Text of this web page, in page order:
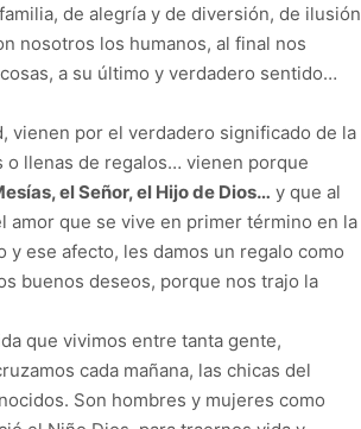
de alegría y de diversión, de ilusión
nosotros los humanos, al final nos
a su último y verdadero sentido…
vienen por el verdadero significado de la
o llenas de regalos… vienen porque
el Señor, el Hijo de Dios… y que al
amor que se vive en primer término en la
ese afecto, les damos un regalo como
buenos deseos, porque nos trajo la
que vivimos entre tanta gente,
cada mañana, las chicas del
Son hombres y mujeres como